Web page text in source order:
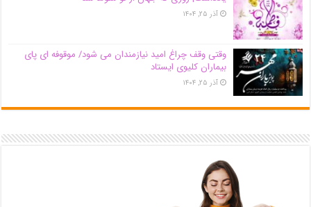
آذر ۲۵, ۱۴۰۴
وقتی وقف چراغ امید نیازمندان می شود/ موقوفه ای پای
بیماران کلیوی ایستاد
آذر ۲۵, ۱۴۰۴